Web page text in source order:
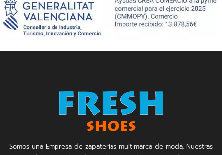
Somos una Empresa de zapaterías multimarca de moda, Nuestras